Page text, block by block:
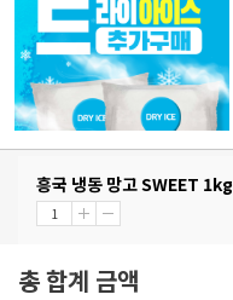
흥국 냉동 망고 SWEET 1kg
총 합계 금액